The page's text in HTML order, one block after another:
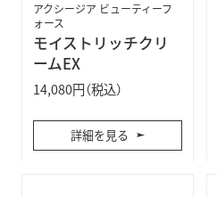
アクシージア ビューティーフ
ォース
モイストリッチクリ
ームEX
14,080円（税込）
詳細を見る